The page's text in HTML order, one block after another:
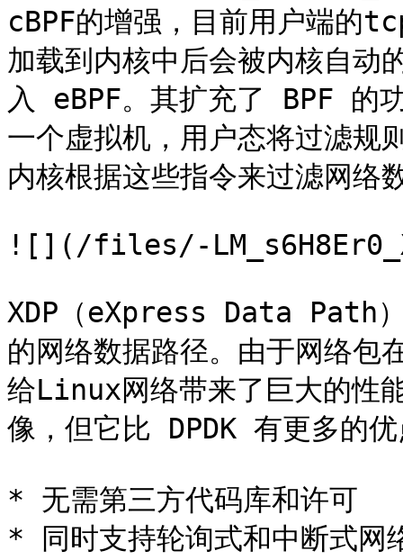
cBPF的增强，目前用户端的
加载到内核中后会被内核自
入 eBPF。其扩充了 BPF 的
一个虚拟机，用户态将过滤规
内核根据这些指令来过滤网络
![](/files/-
XDP（eXpress Data Path
的网络数据路径。由于网络包
给Linux网络带来了巨大的性
像，但它比 DPDK 有更多的
* 无需第三方代码库和许可
* 同时支持轮询式和中断式网